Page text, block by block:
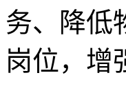
务、降低
岗位，增